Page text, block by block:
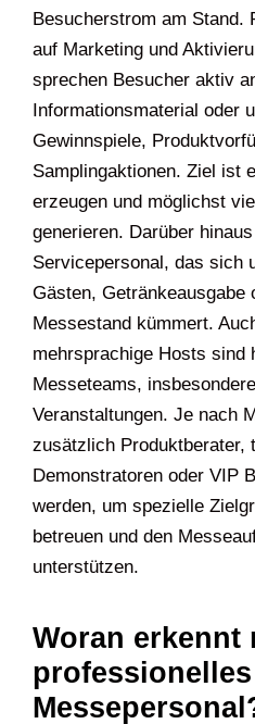
Besucherstrom am Stand.
auf Marketing und
sprechen Besucher aktiv
Informationsmaterial oder
Gewinnspiele,
Samplingaktionen. Ziel ist
erzeugen und möglichst
generieren. Darüber
Servicepersonal, das sich
Gästen, Getränkeausgabe
Messestand kümmert.
mehrsprachige Hosts sind
Messeteams,
Veranstaltungen. Je nach
zusätzlich Produktberater,
Demonstratoren oder VIP
werden, um spezielle
betreuen und den
unterstützen.
Woran erkennt
professionelles